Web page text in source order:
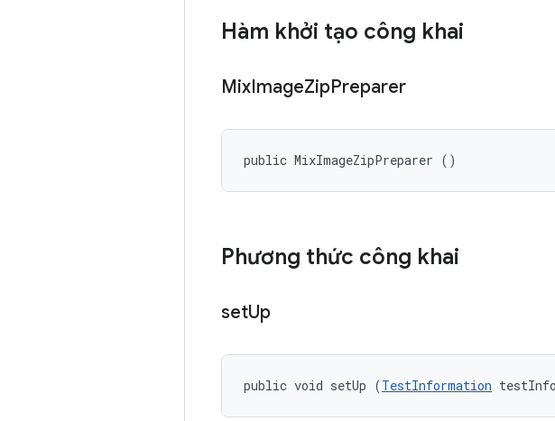
Hàm khởi tạo công khai
MixImageZipPreparer
public MixImageZipPreparer ()
Phương thức công khai
setUp
public void setUp (TestInformation